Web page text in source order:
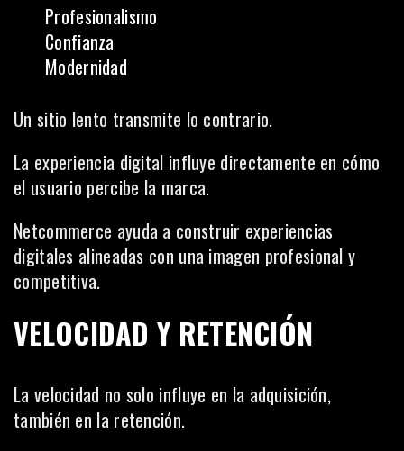
Profesionalismo
Confianza
Modernidad
Un sitio lento transmite lo contrario.
La experiencia digital influye directamente en cómo
el usuario percibe la marca.
Netcommerce ayuda a construir experiencias
digitales alineadas con una imagen profesional y
competitiva.
VELOCIDAD Y RETENCIÓN
La velocidad no solo influye en la adquisición,
también en la retención.